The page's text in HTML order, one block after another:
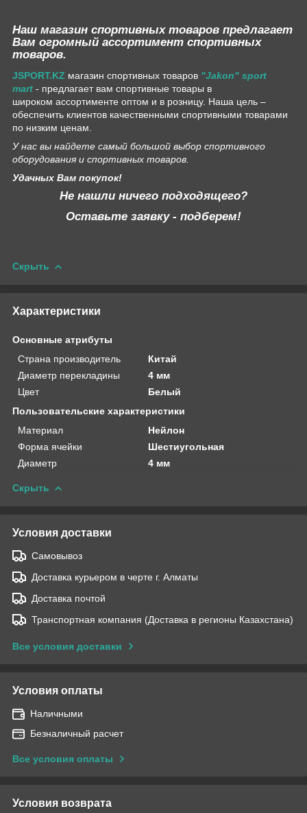
Наш магазин спортивных товаров предлагает
Вам огромный ассортимент спортивных
товаров.
JSPORT.KZ магазин спортивных товаров "Jakon" sport
mart - предлагает вам спортивные товары в
широком ассортименте оптом и в розницу. Наша цель –
обеспечить клиентов качественными спортивными товарами
по низким ценам.
У нас вы найдете самый большой выбор спортивного
оборудования и спортивных товаров.
Удачных Вам покупок!
Не нашли ничего подходящего?
Оставьте заявку - подберем!
Скрыть
Характеристики
Основные атрибуты
Страна производитель
Китай
Диаметр перекладины
4 мм
Цвет
Белый
Пользовательские характеристики
Материал
Нейлон
Форма ячейки
Шестиугольная
Диаметр
4 мм
Скрыть
Условия доставки
Самовывоз
Доставка курьером в черте г. Алматы
Доставка почтой
Транспортная компания (Доставка в регионы Казахстана)
Все условия доставки
Условия оплаты
Наличными
Безналичный расчет
Все условия оплаты
Условия возврата